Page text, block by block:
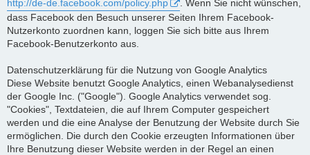
http://de-de.facebook.com/policy.php
. Wenn Sie nicht wünschen,
dass Facebook den Besuch unserer Seiten Ihrem Facebook-
Nutzerkonto zuordnen kann, loggen Sie sich bitte aus Ihrem
Facebook-Benutzerkonto aus.
Datenschutzerklärung für die Nutzung von Google Analytics
Diese Website benutzt Google Analytics, einen Webanalysedienst
der Google Inc. ("Google"). Google Analytics verwendet sog.
"Cookies", Textdateien, die auf Ihrem Computer gespeichert
werden und die eine Analyse der Benutzung der Website durch Sie
ermöglichen. Die durch den Cookie erzeugten Informationen über
Ihre Benutzung dieser Website werden in der Regel an einen